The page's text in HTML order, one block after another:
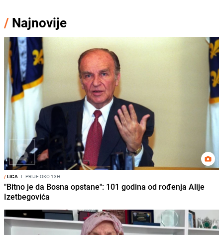
/ Najnovije
/LICA I PRIJE OKO 13H
"Bitno je da Bosna opstane": 101 godina od rođenja Alije
Izetbegovića